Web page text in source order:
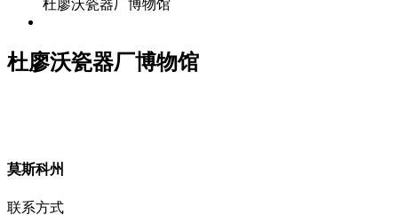
杜廖沃瓷器厂博物馆
杜廖沃瓷器厂博物馆
莫斯科州
联系方式